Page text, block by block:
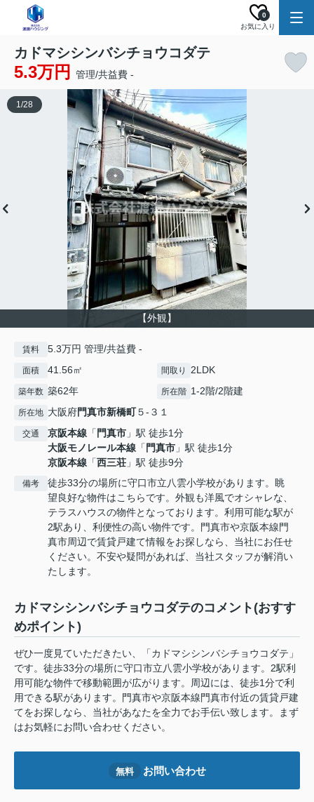
お気に入り
0
カドマシシンバシチョウコダテ
5.3万円 管理/共益費 -
【外観】
1/28
賃料 5.3万円 管理/共益費 -
面積 41.56㎡ 間取り 2LDK
築年数 築62年 所在階 1-2階/2階建
所在地 大阪府門真市新橋町５-３１
交通 京阪本線 「 門真市 」駅 徒歩1分
大阪モノレール本線 「 門真市 」駅 徒歩1分
京阪本線 「西三荘 」駅 徒歩9分
備考
徒歩33分の場所に守口市立八雲小学校があります。眺
望良好な物件はこちらです。外観も洋風でオシャレな、
テラスハウスの物件となっております。利用可能な駅が
2駅あり、利便性の高い物件です。門真市や京阪本線門
真市周辺で賃貸戸建て情報をお探しなら、当社にお任せ
ください。不安や疑問があれば、当社スタッフが解消い
たします。
カドマシシンバシチョウコダテのコメント(おすす
めポイント)
ぜひ一度見ていただきたい、「カドマシシンバシチョウコダテ」
です。徒歩33分の場所に守口市立八雲小学校があります。2駅利
用可能な物件で移動範囲が広がります。周辺には、徒歩1分で利
用できる駅があります。門真市や京阪本線門真市付近の賃貸戸建
てをお探しなら、当社があなたを全力でお手伝い致します。まず
はお気軽にお問い合わせください。
無料 お問い合わせ